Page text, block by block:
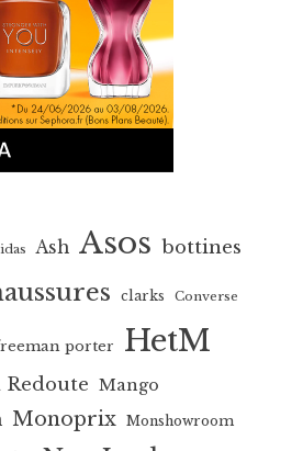
Ash Asos bottines
clarks Converse
porter HetM
Redoute Mango
Monoprix Monshowroom